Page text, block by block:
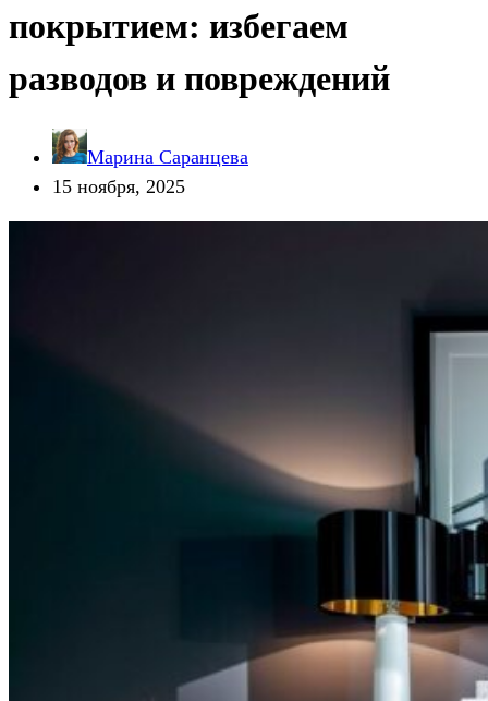
покрытием: избегаем
разводов и повреждений
Марина Саранцева
15 ноября, 2025